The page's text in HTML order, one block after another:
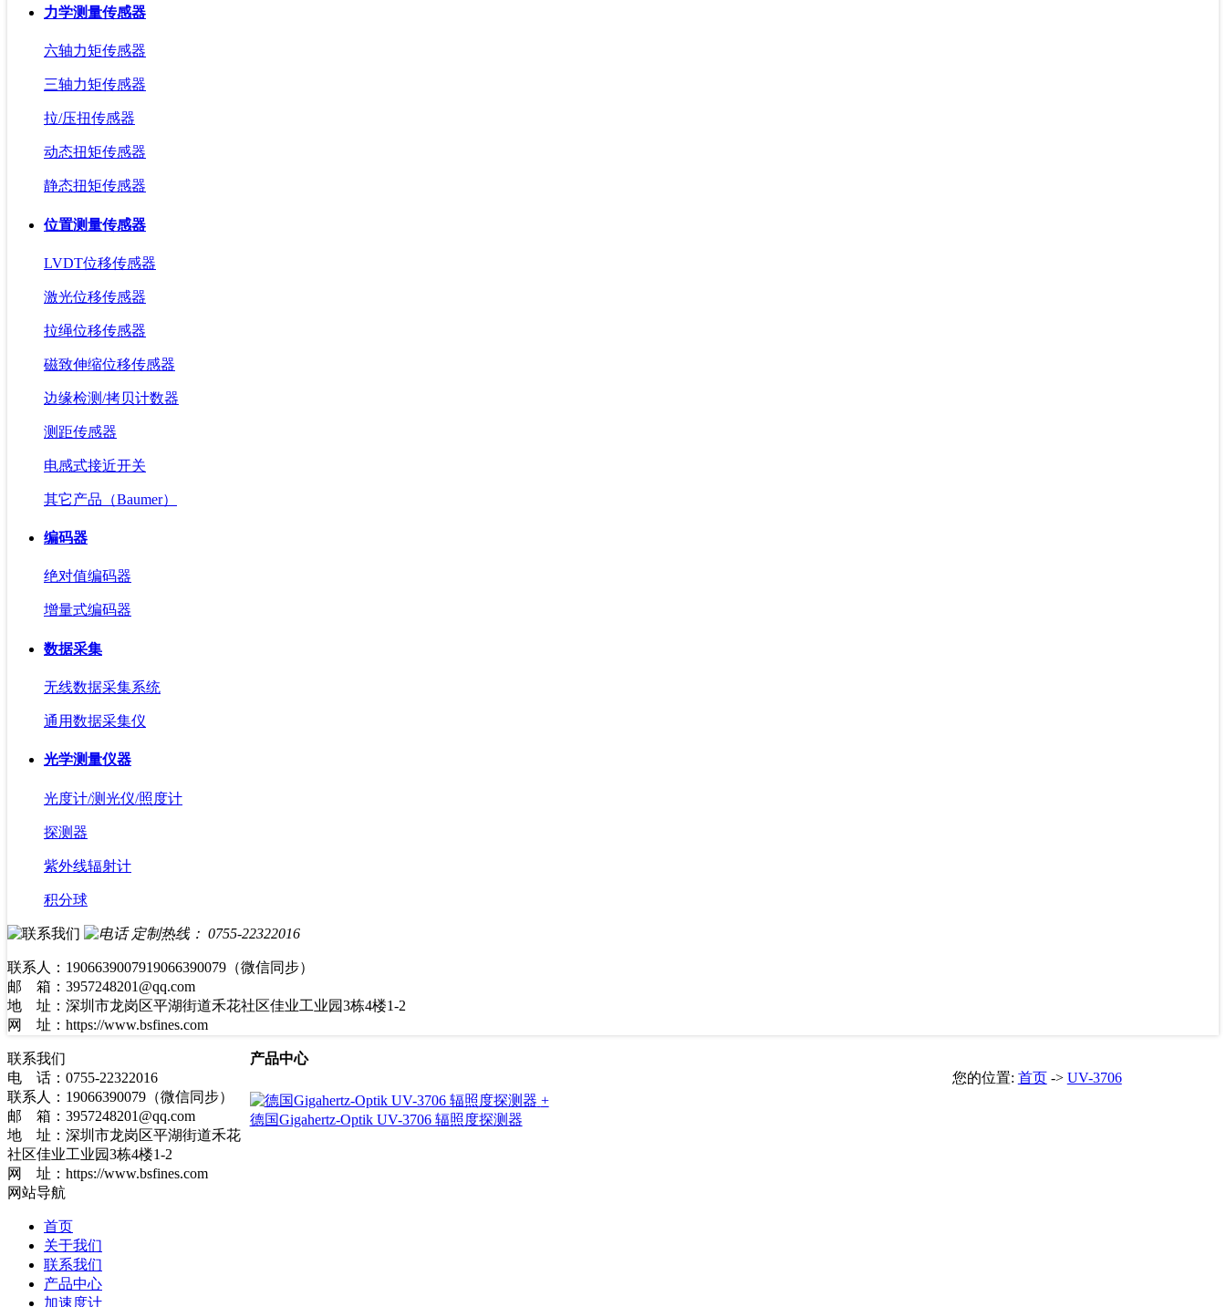
力学测量传感器
六轴力矩传感器
三轴力矩传感器
拉/压扭传感器
动态扭矩传感器
静态扭矩传感器
位置测量传感器
LVDT位移传感器
激光位移传感器
拉绳位移传感器
磁致伸缩位移传感器
边缘检测/拷贝计数器
测距传感器
电感式接近开关
其它产品（Baumer）
编码器
绝对值编码器
增量式编码器
数据采集
无线数据采集系统
通用数据采集仪
光学测量仪器
光度计/测光仪/照度计
探测器
紫外线辐射计
积分球
定制热线： 0755-22322016
联系人：1906639007919066390079（微信同步）
邮 箱：3957248201@qq.com
地 址：深圳市龙岗区平湖街道禾花社区佳业工业园3栋4楼1-2
网 址：https://www.bsfines.com
产品中心
您的位置: 首页-> UV-3706
+
德国Gigahertz-Optik UV-3706 辐照度探测器
联系我们
电 话：0755-22322016
联系人：19066390079（微信同步）
邮 箱：3957248201@qq.com
地 址：深圳市龙岗区平湖街道禾花
社区佳业工业园3栋4楼1-2
网 址：https://www.bsfines.com
网站导航
首页
关于我们
联系我们
产品中心
加速度计